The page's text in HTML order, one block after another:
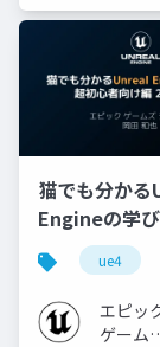
猫でも分か
Engineの学
心者向け編 -
ue4
エピッ
ゲーム